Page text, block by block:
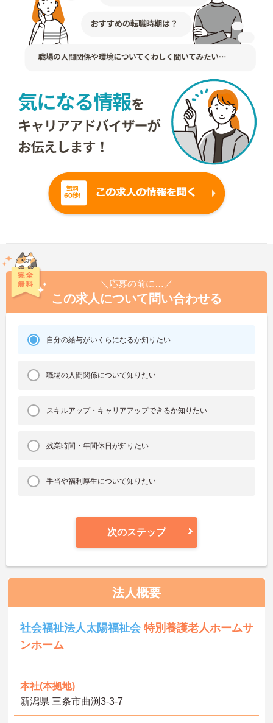
＼応募の前に…／
この求人について問い合わせる
自分の給与がいくらになるか知りたい
職場の人間関係について知りたい
スキルアップ・キャリアアップできるか知りたい
残業時間・年間休日が知りたい
手当や福利厚生について知りたい
次のステップ
法人概要
社会福祉法人太陽福祉会特別養護老人ホームサ
ンホーム
本社(本拠地)
新潟県 三条市曲渕3‐3‐7